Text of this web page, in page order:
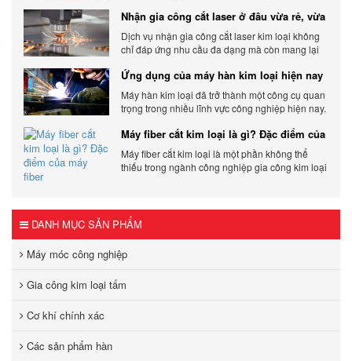
động bên ngoài.
Nhận gia công cắt laser ở đâu vừa rẻ, vừa
chất lượng
Dịch vụ nhận gia công cắt laser kim loại không
chỉ đáp ứng nhu cầu đa dạng mà còn mang lại
Ứng dụng của máy hàn kim loại hiện nay
Máy hàn kim loại đã trở thành một công cụ quan
trọng trong nhiều lĩnh vực công nghiệp hiện nay.
Máy fiber cắt kim loại là gì? Đặc điểm của
máy fiber
Máy fiber cắt kim loại là một phần không thể
thiếu trong ngành công nghiệp gia công kim loại
DANH MỤC SẢN PHẨM
Máy móc công nghiệp
Gia công kim loại tấm
Cơ khí chính xác
Các sản phẩm hàn